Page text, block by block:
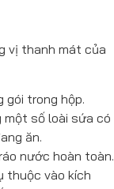
vị thanh mát của
gói trong hộp.
một số loài sứa có
ăn.
nước hoàn toàn.
thuộc vào kích